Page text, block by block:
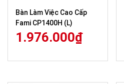
Bàn Làm Việc Cao Cấp
Fami CP1400H (L)
1.976.000₫